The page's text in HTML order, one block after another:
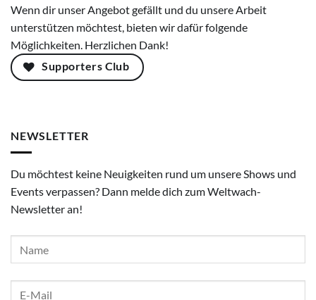
Wenn dir unser Angebot gefällt und du unsere Arbeit
unterstützen möchtest, bieten wir dafür folgende
Möglichkeiten. Herzlichen Dank!
Supporters Club
NEWSLETTER
Du möchtest keine Neuigkeiten rund um unsere Shows und
Events verpassen? Dann melde dich zum Weltwach-
Newsletter an!